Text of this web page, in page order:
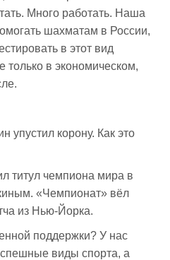
Много работать. Наша
шахматам в России,
в этот вид
только в экономическом,
упустил корону. Как это
титул чемпиона мира в
«Чемпионат» вёл
из Нью-Йорка.
поддержки? У нас
виды спорта, а